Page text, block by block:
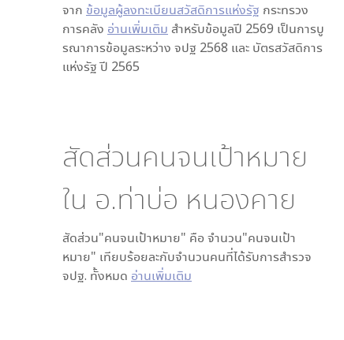
จาก ข้อมูลผู้ลงทะเบียนสวัสดิการแห่งรัฐ กระทรวง
การคลัง อ่านเพิ่มเติม สำหรับข้อมูลปี 2569 เป็นการบู
รณาการข้อมูลระหว่าง จปฐ 2568 และ บัตรสวัสดิการ
แห่งรัฐ ปี 2565
สัดส่วนคนจนเป้าหมาย
ใน อ.ท่าบ่อ หนองคาย
สัดส่วน"คนจนเป้าหมาย" คือ จำนวน"คนจนเป้า
หมาย" เทียบร้อยละกับจำนวนคนที่ได้รับการสำรวจ
จปฐ. ทั้งหมด อ่านเพิ่มเติม